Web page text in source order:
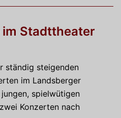
Stadttheater
ständig steigenden
im Landsberger
spielwütigen
Konzerten nach